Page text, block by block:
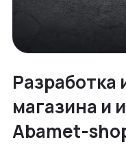
Разработка
магазина и
Abamet-